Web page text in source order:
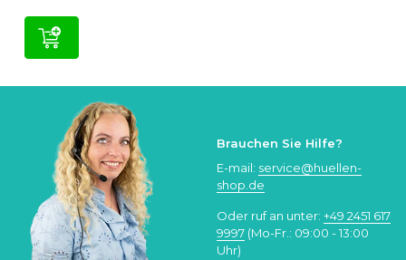
Brauchen Sie Hilfe?
E-mail: service@huellen-
shop.de
Oder ruf an unter: +49 2451 617
9997 (Mo-Fr.: 09:00 - 13:00
Uhr)